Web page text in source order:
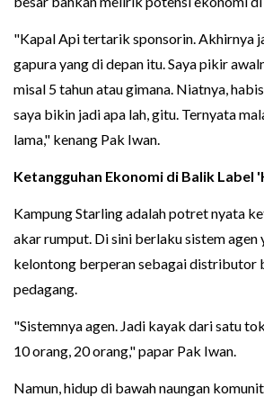
"Kapal Api tertarik sponsorin. Akhirnya
gapura yang di depan itu. Saya pikir
misal 5 tahun atau gimana. Niatnya,
saya bikin jadi apa lah, gitu. Ternyata
lama," kenang Pak Iwan.
Ketangguhan Ekonomi di Balik Label
Kampung Starling adalah potret nyata
akar rumput. Di sini berlaku sistem agen
kelontong berperan sebagai distributor
pedagang.
"Sistemnya agen. Jadi kayak dari satu
10 orang, 20 orang," papar Pak Iwan.
Namun, hidup di bawah naungan